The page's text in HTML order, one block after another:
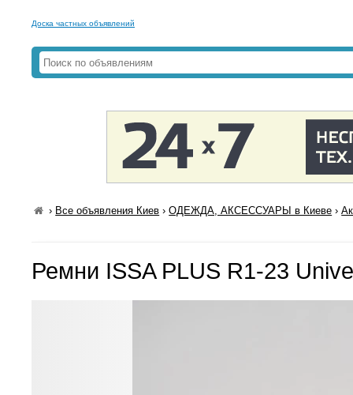
Доска частных объявлений
› Все объявления Киев ›ОДЕЖДА, АКСЕССУАРЫ в Киеве ›
Ремни ISSA PLUS R1-23